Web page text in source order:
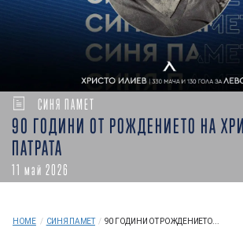
СИНЯ ПАМЕТ
90 ГОДИНИ ОТ РОЖДЕНИЕТО НА
ПАТРАТА
11 май 2026
HOME / СИНЯ ПАМЕТ / 90 ГОДИНИ ОТ РОЖДЕНИЕТО...